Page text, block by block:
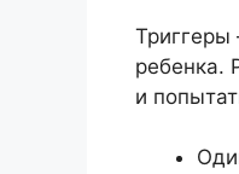
ребенка.
и